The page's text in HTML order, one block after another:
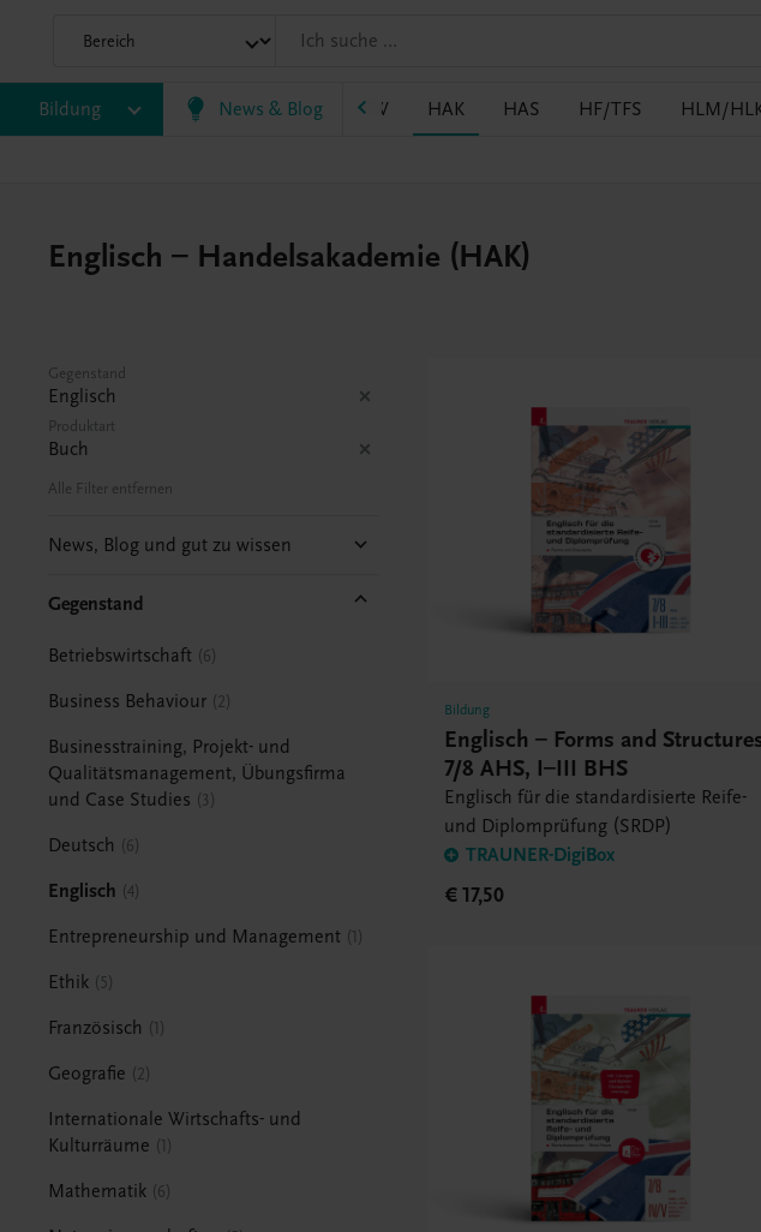
Bildung News & Blog
BASOP BRP BS EWF/ZWF FW HAK HAS HF/TFS HLM/
Englisch – Handelsakademie (HAK)
Gegenstand
Englisch
Produktart
Buch
Alle Filter entfernen
News, Blog und gut zu wissen
Gegenstand
Betriebswirtschaft 6
Business Behaviour 2
Businesstraining, Projekt- und
Qualitätsmanagement, Übungsfirma
und Case Studies
3
Deutsch 6
Englisch 4
Entrepreneurship und Management 1
Ethik 5
Französisch 1
Geografie 2
Internationale Wirtschafts- und
Kulturräume
1
Mathematik 6
Bildung
Englisch – Forms and
7/8 AHS, I–III BHS
Englisch für die standardisierte Reife-
und Diplomprüfung (SRDP)
TRAUNER-DigiBox
€ 17,50